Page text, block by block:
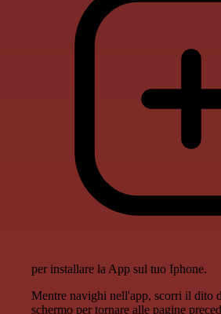
per installare la App sul tuo Iphone.
Mentre navighi nell'app, scorri il dito
schermo per tornare alle pagine